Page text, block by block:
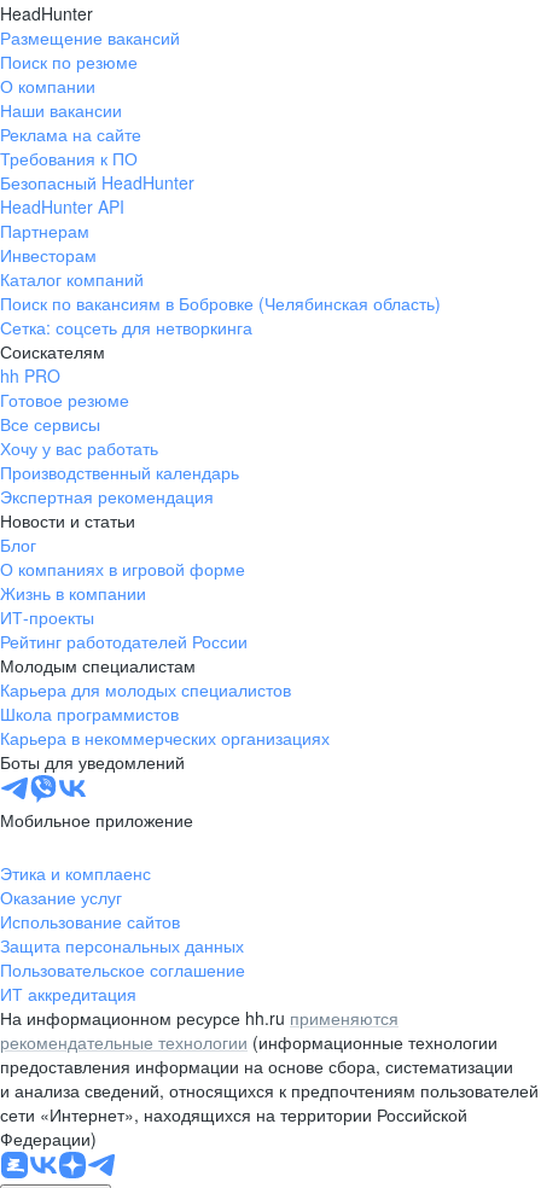
HeadHunter
Размещение вакансий
Поиск по резюме
О компании
Наши вакансии
Реклама на сайте
Требования к ПО
Безопасный HeadHunter
HeadHunter API
Партнерам
Инвесторам
Каталог компаний
Поиск по вакансиям в Бобровке (Челябинская область)
Сетка: соцсеть для нетворкинга
Соискателям
hh PRO
Готовое резюме
Все сервисы
Хочу у вас работать
Производственный календарь
Экспертная рекомендация
Новости и статьи
Блог
О компаниях в игровой форме
Жизнь в компании
ИТ-проекты
Рейтинг работодателей России
Молодым специалистам
Карьера для молодых специалистов
Школа программистов
Карьера в некоммерческих организациях
Боты для уведомлений
Мобильное приложение
Этика и комплаенс
Оказание услуг
Использование сайтов
Защита персональных данных
Пользовательское соглашение
ИТ аккредитация
На информационном ресурсе hh.ru применяются
рекомендательные технологии (информационные технологии
предоставления информации на основе сбора, систематизации
и анализа сведений, относящихся к предпочтениям пользователей
сети «Интернет», находящихся на территории Российской
Федерации)